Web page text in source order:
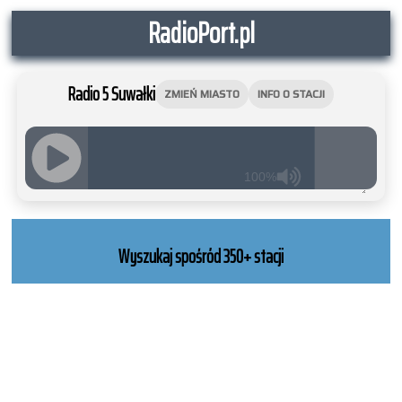
RadioPort.pl
Radio 5 Suwałki ZMIEŃ MIASTO INFO O STACJI
100%
RADIO
WORDPRESS
Wyszukaj spośród 350+ stacji